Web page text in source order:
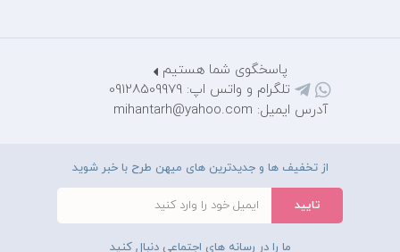
پاسخگوی شما هستیم
تلگرام و واتس اپ: 09128509979
آدرس ایمیل: mihantarh@yahoo.com
از تخفیف ها و جدیدترین های میهن طرح با خبر شوید
ما را در رسانه های اجتماعی دنبال کنید